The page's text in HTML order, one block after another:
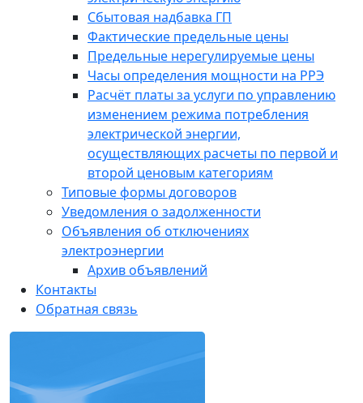
Сбытовая надбавка ГП
Фактические предельные цены
Предельные нерегулируемые цены
Часы определения мощности на РРЭ
Расчёт платы за услуги по управлению
изменением режима потребления
электрической энергии,
осуществляющих расчеты по первой и
второй ценовым категориям
Типовые формы договоров
Уведомления о задолженности
Объявления об отключениях
электроэнергии
Архив объявлений
Контакты
Обратная связь